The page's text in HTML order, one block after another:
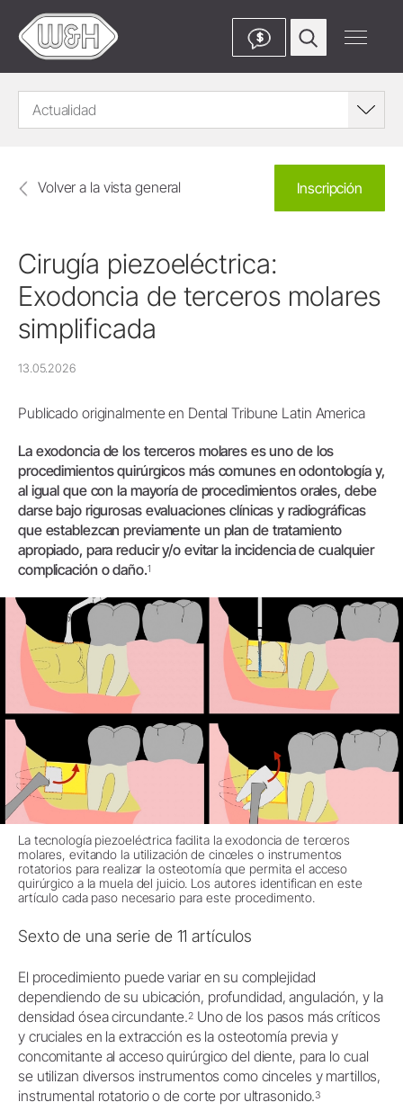
$
Actualidad
Volver a la vista general Inscripción
Cirugía piezoeléctrica:
Exodoncia de terceros molares
simplificada
13.05.2026
Publicado originalmente en Dental Tribune Latin America
La exodoncia de los terceros molares es uno de los
procedimientos quirúrgicos más comunes en odontología y,
al igual que con la mayoría de procedimientos orales, debe
darse bajo rigurosas evaluaciones clínicas y radiográficas
que establezcan previamente un plan de tratamiento
apropiado, para reducir y/o evitar la incidencia de cualquier
complicación o daño.1
La tecnología piezoeléctrica facilita la exodoncia de terceros
molares, evitando la utilización de cinceles o instrumentos
rotatorios para realizar la osteotomía que permita el acceso
quirúrgico a la muela del juicio. Los autores identifican en este
artículo cada paso necesario para este procedimento.
Sexto de una serie de 11 artículos
El procedimiento puede variar en su complejidad
dependiendo de su ubicación, profundidad, angulación, y la
densidad ósea circundante.2Uno de los pasos más críticos
y cruciales en la extracción es la osteotomía previa y
concomitante al acceso quirúrgico del diente, para lo cual
se utilizan diversos instrumentos como cinceles y martillos,
instrumental rotatorio o de corte por ultrasonido.3